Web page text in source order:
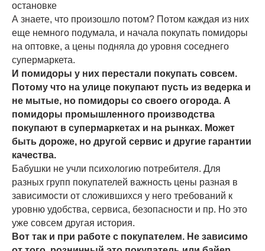
остановке
А знаете, что произошло потом? Потом каждая из них
еще немного подумала, и начала покупать помидоры
на оптовке, а цены подняла до уровня соседнего
супермаркета.
И помидоры у них перестали покупать совсем.
Потому что на улице покупают пусть из ведерка и
не мытые, но помидоры со своего огорода. А
помидоры промышленного производства
покупают в супермаркетах и на рынках. Может
быть дороже, но другой сервис и другие гарантии
качества.
Бабушки не учли психологию потребителя. Для
разных групп покупателей важность цены разная в
зависимости от сложившихся у него требований к
уровню удобства, сервиса, безопасности и пр. Но это
уже совсем другая история.
Вот так и при работе с покупателем. Не зависимо